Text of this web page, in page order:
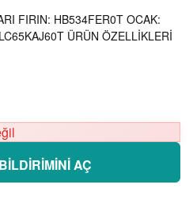
FIRIN: HB534FER0T OCAK:
ÜRÜN ÖZELLİKLERİ
AÇ